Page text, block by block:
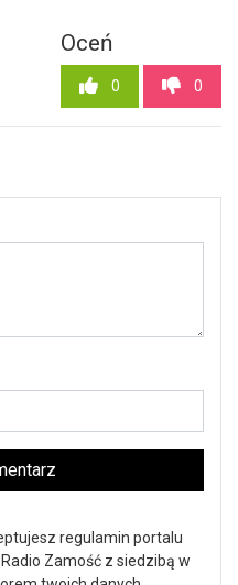
Oceń
0 0
regulamin portalu
Zamość z siedzibą w